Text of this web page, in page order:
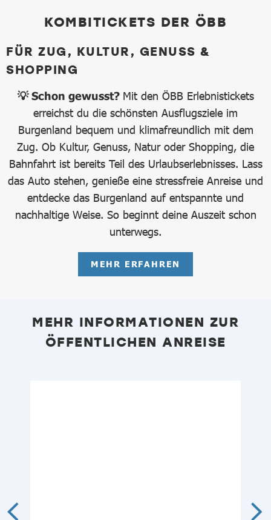
KOMBITICKETS DER ÖBB
FÜR ZUG, KULTUR, GENUSS &
SHOPPING
💡 Schon gewusst? Mit den ÖBB Erlebnistickets
erreichst du die schönsten Ausflugsziele im
Burgenland bequem und klimafreundlich mit dem
Zug. Ob Kultur, Genuss, Natur oder Shopping, die
Bahnfahrt ist bereits Teil des Urlaubserlebnisses. Lass
das Auto stehen, genieße eine stressfreie Anreise und
entdecke das Burgenland auf entspannte und
nachhaltige Weise. So beginnt deine Auszeit schon
unterwegs.
MEHR ERFAHREN
MEHR INFORMATIONEN ZUR
ÖFFENTLICHEN ANREISE